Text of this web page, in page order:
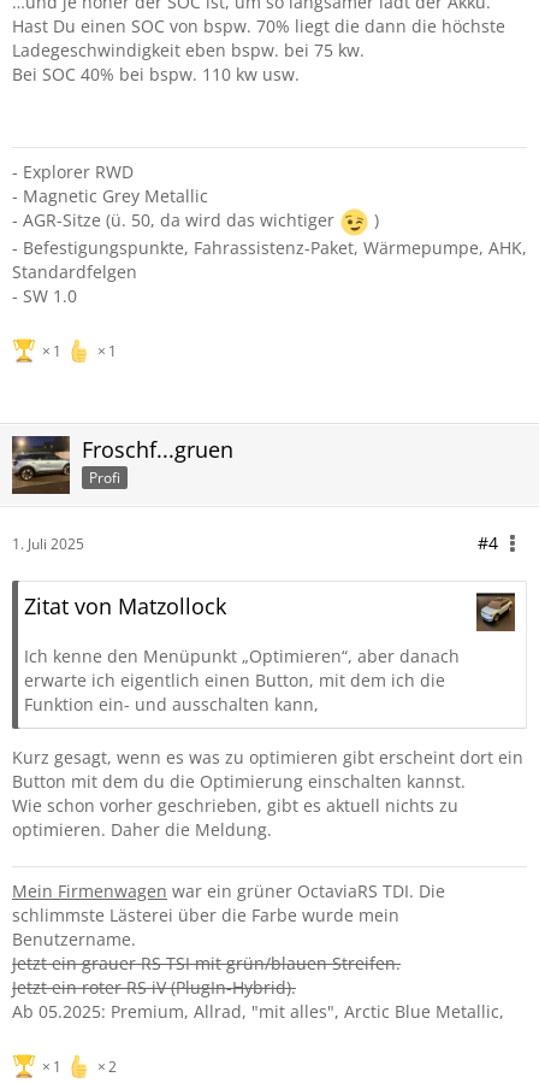
Hast Du einen SOC von bspw. 70% liegt die dann die höchste
Ladegeschwindigkeit eben bspw. bei 75 kw.
Bei SOC 40% bei bspw. 110 kw usw.
- Explorer RWD
- Magnetic Grey Metallic
- AGR-Sitze (ü. 50, da wird das wichtiger
)
- Befestigungspunkte, Fahrassistenz-Paket, Wärmepumpe, AHK,
Standardfelgen
- SW 1.0
1 1
Froschf...gruen
Profi
1. Juli 2025 #4
Zitat von Matzollock
Ich kenne den Menüpunkt „Optimieren“, aber danach
erwarte ich eigentlich einen Button, mit dem ich die
Funktion ein- und ausschalten kann,
Kurz gesagt, wenn es was zu optimieren gibt erscheint dort ein
Button mit dem du die Optimierung einschalten kannst.
Wie schon vorher geschrieben, gibt es aktuell nichts zu
optimieren. Daher die Meldung.
Mein Firmenwagen war ein grüner OctaviaRS TDI. Die
schlimmste Lästerei über die Farbe wurde mein
Benutzername.
Jetzt ein grauer RS TSI mit grün/blauen Streifen.
Jetzt ein roter RS iV (PlugIn-Hybrid).
Ab 05.2025: Premium, Allrad, "mit alles", Arctic Blue Metallic,
1 2